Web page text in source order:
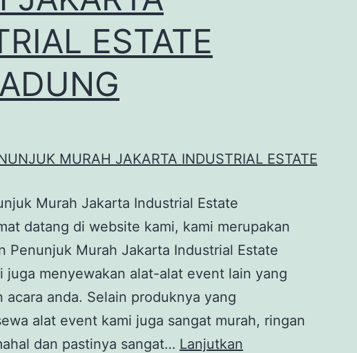
ESTATE
Murah Jakarta Industrial Estate
datang di website kami, kami merupakan
Penunjuk Murah Jakarta Industrial Estate
juga menyewakan alat-alat event lain yang
acara anda. Selain produknya yang
alat event kami juga sangat murah, ringan
dan pastinya sangat… Lanjutkan